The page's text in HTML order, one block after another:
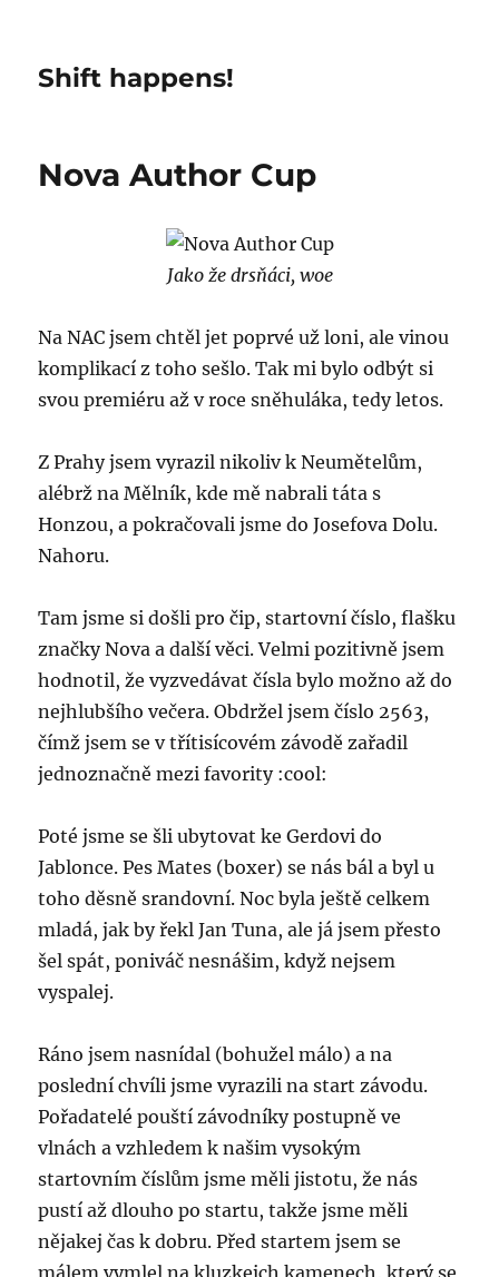
Shift happens!
Nova Author Cup
Jako že drsňáci, woe
Na NAC jsem chtěl jet poprvé už loni, ale vinou
komplikací z toho sešlo. Tak mi bylo odbýt si
svou premiéru až v roce sněhuláka, tedy letos.
Z Prahy jsem vyrazil nikoliv k Neumětelům,
alébrž na Mělník, kde mě nabrali táta s
Honzou, a pokračovali jsme do Josefova Dolu.
Nahoru.
Tam jsme si došli pro čip, startovní číslo, flašku
značky Nova a další věci. Velmi pozitivně jsem
hodnotil, že vyzvedávat čísla bylo možno až do
nejhlubšího večera. Obdržel jsem číslo 2563,
čímž jsem se v třítisícovém závodě zařadil
jednoznačně mezi favority :cool:
Poté jsme se šli ubytovat ke Gerdovi do
Jablonce. Pes Mates (boxer) se nás bál a byl u
toho děsně srandovní. Noc byla ještě celkem
mladá, jak by řekl Jan Tuna, ale já jsem přesto
šel spát, poniváč nesnášim, když nejsem
vyspalej.
Ráno jsem nasnídal (bohužel málo) a na
poslední chvíli jsme vyrazili na start závodu.
Pořadatelé pouští závodníky postupně ve
vlnách a vzhledem k našim vysokým
startovním číslům jsme měli jistotu, že nás
pustí až dlouho po startu, takže jsme měli
nějakej čas k dobru. Před startem jsem se
málem vymlel na kluzkejch kamenech, který se